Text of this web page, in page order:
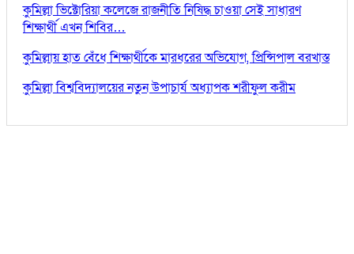
কুমিল্লা ভিক্টোরিয়া কলেজে রাজনীতি নিষিদ্ধ চাওয়া সেই সাধারণ
শিক্ষার্থী এখন শিবির…
কুমিল্লায় হাত বেঁধে শিক্ষার্থীকে মারধরের অভিযোগ, প্রিন্সিপাল বরখাস্ত
কুমিল্লা বিশ্ববিদ্যালয়ের নতুন উপাচার্য অধ্যাপক শরীফুল করীম